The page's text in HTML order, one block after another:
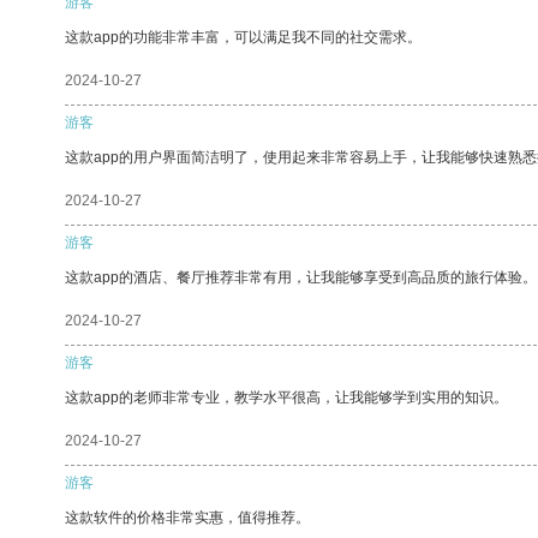
这款app的功能非常丰富，可以满足我不同的社交需求。
2024-10-27
游客
这款app的用户界面简洁明了，使用起来非常容易上手，让我能够快速熟
2024-10-27
游客
这款app的酒店、餐厅推荐非常有用，让我能够享受到高品质的旅行体验。
2024-10-27
游客
这款app的老师非常专业，教学水平很高，让我能够学到实用的知识。
2024-10-27
游客
这款软件的价格非常实惠，值得推荐。